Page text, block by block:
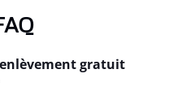
gratuit